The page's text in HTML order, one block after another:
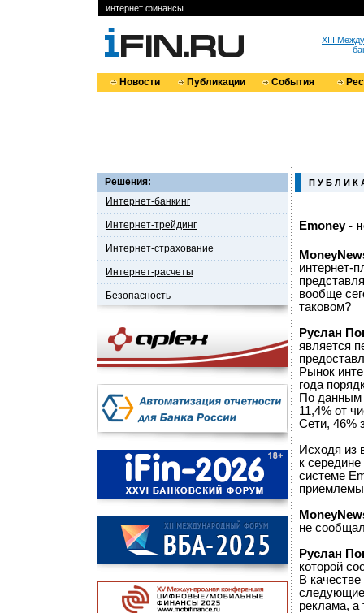
интернет финансы
XIII
Новости Публикации События
Решения:
Интернет-банкинг
Интернет-трейдинг
Интернет-страхование
Интернет-расчеты
Безопасность
П У Б Л И К
Emoney -
интернет-
вообще
таковом?
Руслан
является
Рынок
года
По данным
11,4% от
Сети, 46%
Исходя из
к
системе
не
Руслан
которой
В
следующие
реклама, а